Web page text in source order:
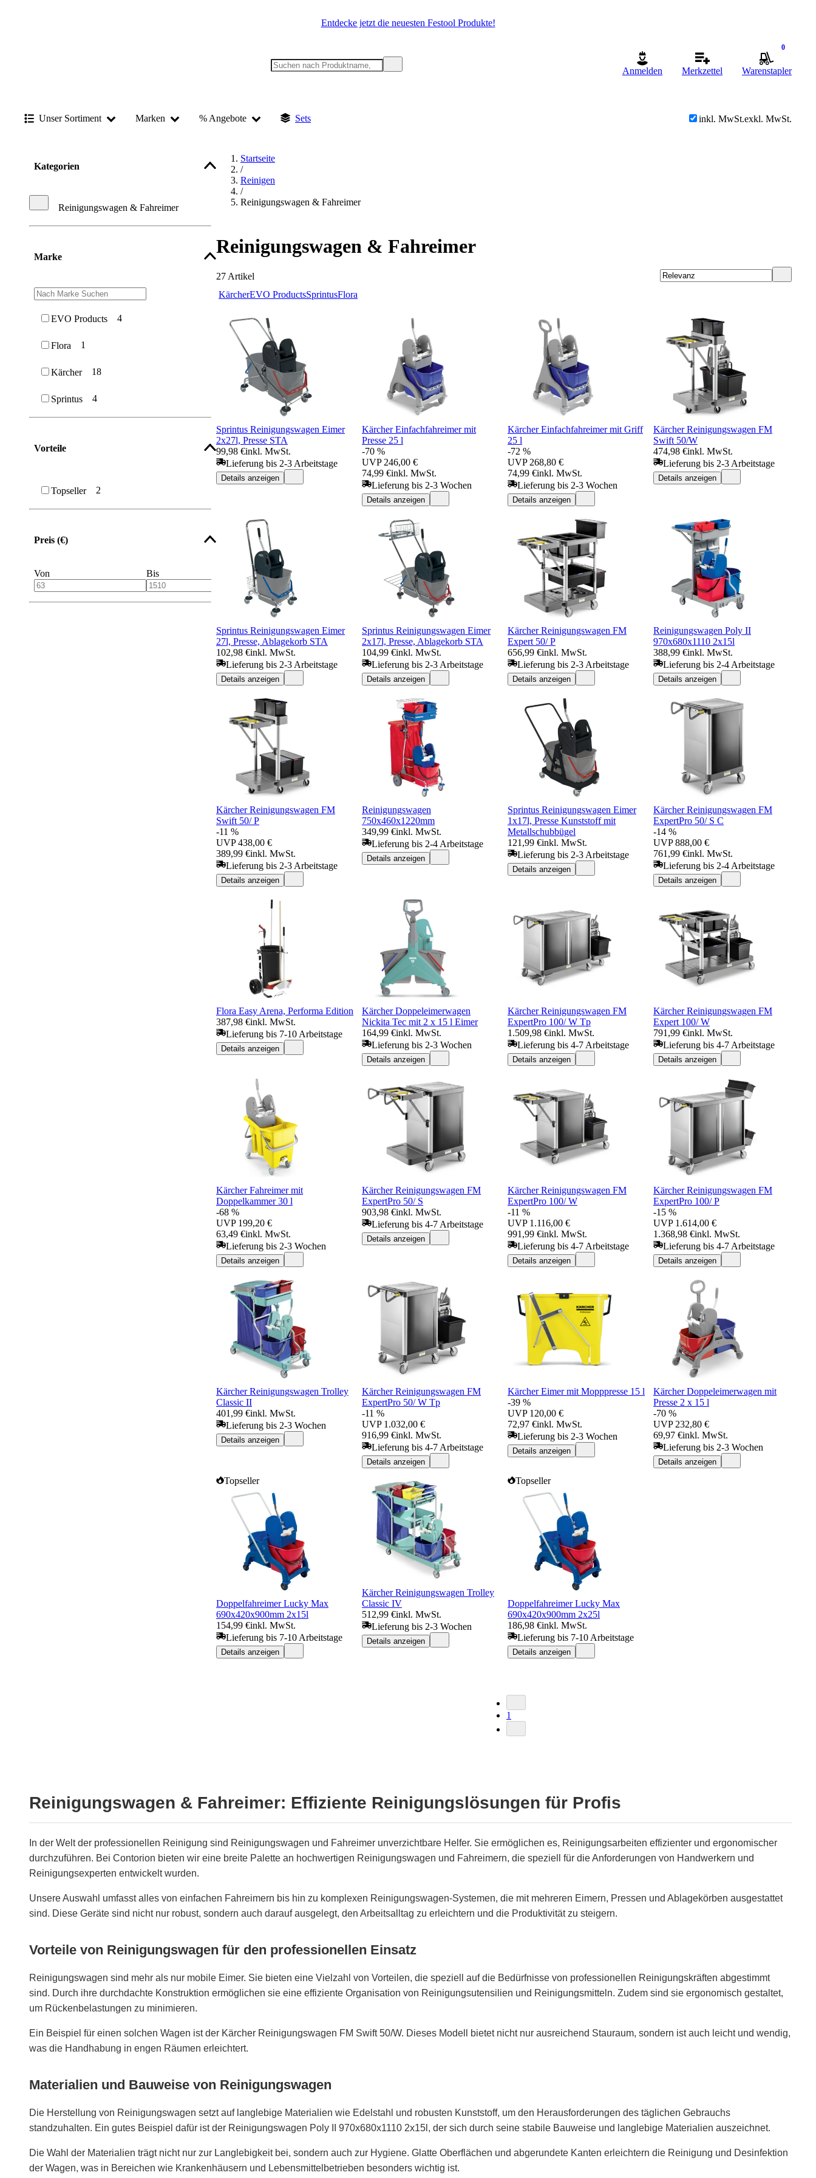
Entdecke jetzt die neuesten Festool Produkte!
Anmelden Merkzettel
0
Warenstapler
Unser Sortiment Marken % Angebote Sets inkl. MwSt.exkl. MwSt.
Kategorien
Reinigungswagen & Fahreimer
Marke
EVO Products 4
Flora 1
Kärcher 18
Sprintus 4
Vorteile
Topseller 2
Preis (€)
Von Bis
Startseite
/
Reinigen
/
Reinigungswagen & Fahreimer
Reinigungswagen & Fahreimer
27 Artikel
KärcherEVO ProductsSprintusFlora
Sprintus Reinigungswagen Eimer
2x27l, Presse STA
99,98 €inkl. MwSt.
Lieferung bis 2-3 Arbeitstage
Details anzeigen
Kärcher Einfachfahreimer mit
Presse 25 l
-70 %
UVP 246,00 €
74,99 €inkl. MwSt.
Lieferung bis 2-3 Wochen
Details anzeigen
Kärcher Einfachfahreimer mit Griff
25 l
-72 %
UVP 268,80 €
74,99 €inkl. MwSt.
Lieferung bis 2-3 Wochen
Details anzeigen
Kärcher Reinigungswagen FM
Swift 50/W
474,98 €inkl. MwSt.
Lieferung bis 2-3 Arbeitstage
Details anzeigen
Sprintus Reinigungswagen Eimer
27l, Presse, Ablagekorb STA
102,98 €inkl. MwSt.
Lieferung bis 2-3 Arbeitstage
Details anzeigen
Sprintus Reinigungswagen Eimer
2x17l, Presse, Ablagekorb STA
104,99 €inkl. MwSt.
Lieferung bis 2-3 Arbeitstage
Details anzeigen
Kärcher Reinigungswagen FM
Expert 50/ P
656,99 €inkl. MwSt.
Lieferung bis 2-3 Arbeitstage
Details anzeigen
Reinigungswagen Poly II
970x680x1110 2x15l
388,99 €inkl. MwSt.
Lieferung bis 2-4 Arbeitstage
Details anzeigen
Kärcher Reinigungswagen FM
Swift 50/ P
-11 %
UVP 438,00 €
389,99 €inkl. MwSt.
Lieferung bis 2-3 Arbeitstage
Details anzeigen
Reinigungswagen
750x460x1220mm
349,99 €inkl. MwSt.
Lieferung bis 2-4 Arbeitstage
Details anzeigen
Sprintus Reinigungswagen Eimer
1x17l, Presse Kunststoff mit
Metallschubbügel
121,99 €inkl. MwSt.
Lieferung bis 2-3 Arbeitstage
Details anzeigen
Kärcher Reinigungswagen FM
ExpertPro 50/ S C
-14 %
UVP 888,00 €
761,99 €inkl. MwSt.
Lieferung bis 2-4 Arbeitstage
Details anzeigen
Flora Easy Arena, Performa Edition
387,98 €inkl. MwSt.
Lieferung bis 7-10 Arbeitstage
Details anzeigen
Kärcher Doppeleimerwagen
Nickita Tec mit 2 x 15 l Eimer
164,99 €inkl. MwSt.
Lieferung bis 2-3 Wochen
Details anzeigen
Kärcher Reinigungswagen FM
ExpertPro 100/ W Tp
1.509,98 €inkl. MwSt.
Lieferung bis 4-7 Arbeitstage
Details anzeigen
Kärcher Reinigungswagen FM
Expert 100/ W
791,99 €inkl. MwSt.
Lieferung bis 4-7 Arbeitstage
Details anzeigen
Kärcher Fahreimer mit
Doppelkammer 30 l
-68 %
UVP 199,20 €
63,49 €inkl. MwSt.
Lieferung bis 2-3 Wochen
Details anzeigen
Kärcher Reinigungswagen FM
ExpertPro 50/ S
903,98 €inkl. MwSt.
Lieferung bis 4-7 Arbeitstage
Details anzeigen
Kärcher Reinigungswagen FM
ExpertPro 100/ W
-11 %
UVP 1.116,00 €
991,99 €inkl. MwSt.
Lieferung bis 4-7 Arbeitstage
Details anzeigen
Kärcher Reinigungswagen FM
ExpertPro 100/ P
-15 %
UVP 1.614,00 €
1.368,98 €inkl. MwSt.
Lieferung bis 4-7 Arbeitstage
Details anzeigen
Kärcher Reinigungswagen Trolley
Classic II
401,99 €inkl. MwSt.
Lieferung bis 2-3 Wochen
Details anzeigen
Kärcher Reinigungswagen FM
ExpertPro 50/ W Tp
-11 %
UVP 1.032,00 €
916,99 €inkl. MwSt.
Lieferung bis 4-7 Arbeitstage
Details anzeigen
Kärcher Eimer mit Mopppresse 15 l
-39 %
UVP 120,00 €
72,97 €inkl. MwSt.
Lieferung bis 2-3 Wochen
Details anzeigen
Kärcher Doppeleimerwagen mit
Presse 2 x 15 l
-70 %
UVP 232,80 €
69,97 €inkl. MwSt.
Lieferung bis 2-3 Wochen
Details anzeigen
Topseller
Doppelfahreimer Lucky Max
690x420x900mm 2x15l
154,99 €inkl. MwSt.
Lieferung bis 7-10 Arbeitstage
Details anzeigen
Kärcher Reinigungswagen Trolley
Classic IV
512,99 €inkl. MwSt.
Lieferung bis 2-3 Wochen
Details anzeigen
Topseller
Doppelfahreimer Lucky Max
690x420x900mm 2x25l
186,98 €inkl. MwSt.
Lieferung bis 7-10 Arbeitstage
Details anzeigen
1
Reinigungswagen & Fahreimer: Effiziente Reinigungslösungen für Profis
In der Welt der professionellen Reinigung sind Reinigungswagen und Fahreimer unverzichtbare Helfer. Sie ermöglichen es, Reinigungsarbeiten effizienter und ergonomischer
durchzuführen. Bei Contorion bieten wir eine breite Palette an hochwertigen Reinigungswagen und Fahreimern, die speziell für die Anforderungen von Handwerkern und
Reinigungsexperten entwickelt wurden.
Unsere Auswahl umfasst alles von einfachen Fahreimern bis hin zu komplexen Reinigungswagen-Systemen, die mit mehreren Eimern, Pressen und Ablagekörben ausgestattet
sind. Diese Geräte sind nicht nur robust, sondern auch darauf ausgelegt, den Arbeitsalltag zu erleichtern und die Produktivität zu steigern.
Vorteile von Reinigungswagen für den professionellen Einsatz
Reinigungswagen sind mehr als nur mobile Eimer. Sie bieten eine Vielzahl von Vorteilen, die speziell auf die Bedürfnisse von professionellen Reinigungskräften abgestimmt
sind. Durch ihre durchdachte Konstruktion ermöglichen sie eine effiziente Organisation von Reinigungsutensilien und Reinigungsmitteln. Zudem sind sie ergonomisch gestaltet,
um Rückenbelastungen zu minimieren.
Ein Beispiel für einen solchen Wagen ist der Kärcher Reinigungswagen FM Swift 50/W. Dieses Modell bietet nicht nur ausreichend Stauraum, sondern ist auch leicht und wendig,
was die Handhabung in engen Räumen erleichtert.
Materialien und Bauweise von Reinigungswagen
Die Herstellung von Reinigungswagen setzt auf langlebige Materialien wie Edelstahl und robusten Kunststoff, um den Herausforderungen des täglichen Gebrauchs
standzuhalten. Ein gutes Beispiel dafür ist der Reinigungswagen Poly II 970x680x1110 2x15l, der sich durch seine stabile Bauweise und langlebige Materialien auszeichnet.
Die Wahl der Materialien trägt nicht nur zur Langlebigkeit bei, sondern auch zur Hygiene. Glatte Oberflächen und abgerundete Kanten erleichtern die Reinigung und Desinfektion
der Wagen, was in Bereichen wie Krankenhäusern und Lebensmittelbetrieben besonders wichtig ist.